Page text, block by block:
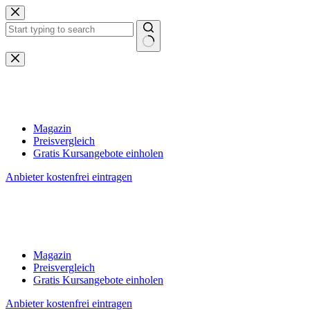
Zum
Inhalt
springen
Keine
Ergebnisse
Magazin
Preisvergleich
Gratis Kursangebote einholen
Anbieter kostenfrei eintragen
Magazin
Preisvergleich
Gratis Kursangebote einholen
Anbieter kostenfrei eintragen